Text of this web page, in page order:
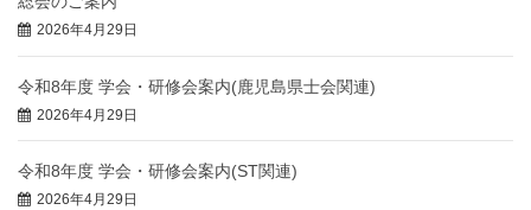
2026年4月29日
令和8年度 学会・研修会案内(鹿児島県士会関連)
2026年4月29日
令和8年度 学会・研修会案内(ST関連)
2026年4月29日